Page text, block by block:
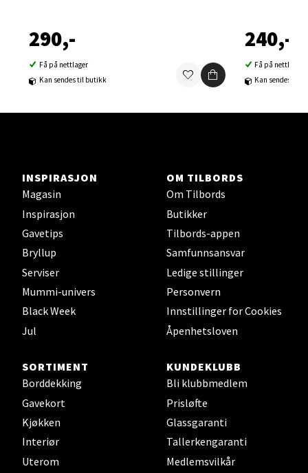
290,-
Få på nettlager
Kan sendes til butikk
240,-
Få på nettlager
Kan sendes til
INSPIRASJON
Magasin
Inspirasjon
Gavetips
Bryllup
Serviser
Mummi-univers
Black Week
Jul
OM TILBORDS
Om Tilbords
Butikker
Tilbords-appen
Samfunnsansvar
Ledige stillinger
Personvern
Innstillinger for Cookies
Åpenhetsloven
SORTIMENT
Borddekking
Gavekort
Kjøkken
Interiør
Uterom
KUNDEKLUBB
Bli klubbmedlem
Prisløfte
Glassgaranti
Tallerkengaranti
Medlemsvilkår
Ski - Thon Senter Ski
Ski Storsenter, Jernbanesvingen 6, 1400 Ski
Åpent i dag 10-21
Sortland - Sortland Storsenter
Strangata 26, 8400 Sortland
Åpent i dag 10-19
Steinkjer - Thon Senter Steinkjer
Sjøfartsgata 2, 7714 Steinkjer
Åpent i dag 10-20
0 i butikk